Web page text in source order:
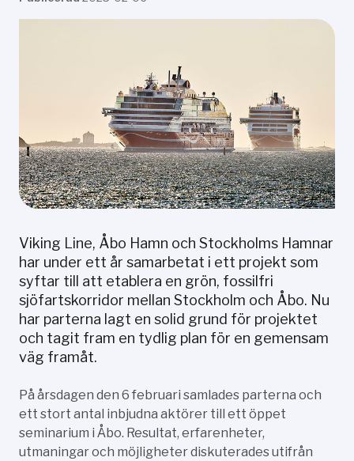
Viking Line, Åbo Hamn och Stockholms Hamnar
har under ett år samarbetat i ett projekt som
syftar till att etablera en grön, fossilfri
sjöfartskorridor mellan Stockholm och Åbo. Nu
har parterna lagt en solid grund för projektet
och tagit fram en tydlig plan för en gemensam
väg framåt.
På årsdagen den 6 februari samlades parterna och
ett stort antal inbjudna aktörer till ett öppet
seminarium i Åbo. Resultat, erfarenheter,
utmaningar och möjligheter diskuterades utifrån